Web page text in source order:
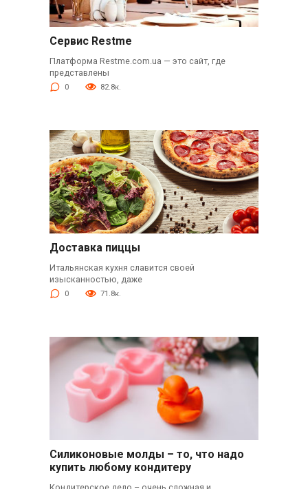
Сервис Restme
Платформа Restme.com.ua — это сайт, где
представлены
0 82.8к.
Доставка пиццы
Итальянская кухня славится своей
изысканностью, даже
0 71.8к.
Силиконовые молды – то, что надо
купить любому кондитеру